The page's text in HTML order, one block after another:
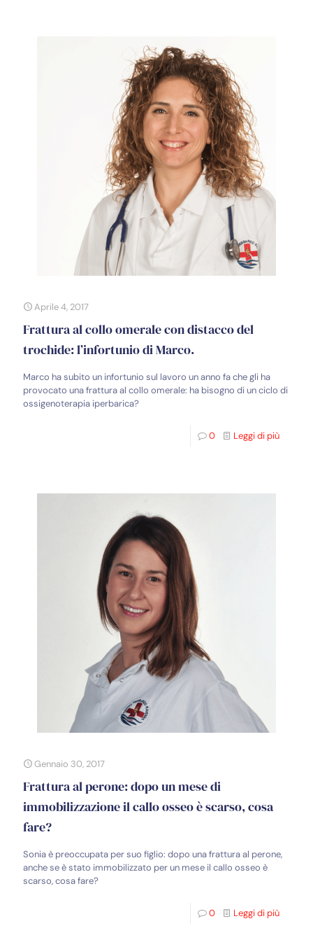
Aprile 4, 2017
Frattura al collo omerale con distacco del
trochide: l’infortunio di Marco.
Marco ha subito un infortunio sul lavoro un anno fa che gli ha
provocato una frattura al collo omerale: ha bisogno di un ciclo di
ossigenoterapia iperbarica?
0 Leggi di più
Gennaio 30, 2017
Frattura al perone: dopo un mese di
immobilizzazione il callo osseo è scarso, cosa
fare?
Sonia è preoccupata per suo figlio: dopo una frattura al perone,
anche se è stato immobilizzato per un mese il callo osseo è
scarso, cosa fare?
0 Leggi di più